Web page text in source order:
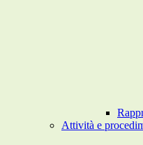
Attività e